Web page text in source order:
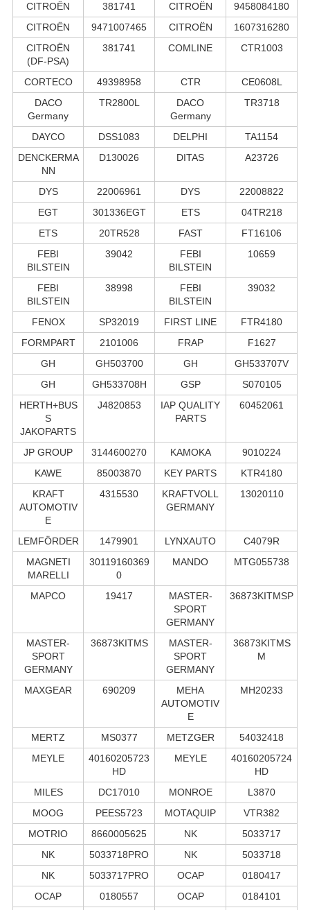
CITROËN 381741 CITROËN
9458084180
CITROËN
9471007465 CITROËN
1607316280
CITROËN
(DF-PSA)
381741 COMLINE CTR1003
CORTECO 49398958 CTR
CE0608L
DACO
Germany
TR2800L
DACO
Germany
TR3718
DAYCO DSS1083 DELPHI
TA1154
DENCKERMA
NN
D130026 DITAS A23726
DYS 22006961 DYS
22008822
EGT
301336EGT ETS
04TR218
ETS
20TR528 FAST
FT16106
FEBI
BILSTEIN
39042
FEBI
BILSTEIN
10659
FEBI
BILSTEIN
38998
FEBI
BILSTEIN
39032
FENOX SP32019 FIRST LINE
FTR4180
FORMPART
2101006 FRAP
F1627
GH
GH503700 GH
GH533707V
GH
GH533708H GSP
S070105
HERTH+BUS
S
JAKOPARTS
J4820853
IAP QUALITY
PARTS
60452061
JP GROUP 3144600270 KAMOKA
9010224
KAWE
85003870 KEY PARTS
KTR4180
KRAFT
AUTOMOTIV
E
4315530
KRAFTVOLL
GERMANY
13020110
LEMFÖRDER 1479901 LYNXAUTO
C4079R
MAGNETI
MARELLI
30119160369
0
MANDO MTG055738
MAPCO 19417
MASTER-
SPORT
GERMANY
36873KITMSP
MASTER-
SPORT
GERMANY
36873KITMS
MASTER-
SPORT
GERMANY
36873KITMS
M
MAXGEAR 690209
MEHA
AUTOMOTIV
E
MH20233
MERTZ MS0377 METZGER
54032418
MEYLE
40160205723
HD
MEYLE
40160205724
HD
MILES
DC17010 MONROE
L3870
MOOG
PEES5723 MOTAQUIP
VTR382
MOTRIO
8660005625 NK
5033717
NK
5033718PRO NK
5033718
NK
5033717PRO OCAP
0180417
OCAP
0180557 OCAP
0184101